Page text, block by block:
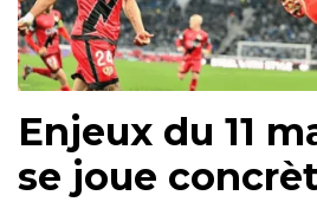
Enjeux du 11
se joue